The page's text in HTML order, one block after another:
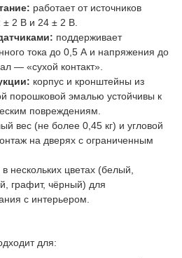
работает от источников
± 2 В и 24 ± 2 В.
поддерживает
тока до 0,5 А и напряжения до
— «сухой контакт».
корпус и кронштейны из
порошковой эмалью устойчивы к
повреждениям.
вес (не более 0,45 кг) и угловой
на дверях с ограниченным
в нескольких цветах (белый,
графит, чёрный) для
с интерьером.
для: